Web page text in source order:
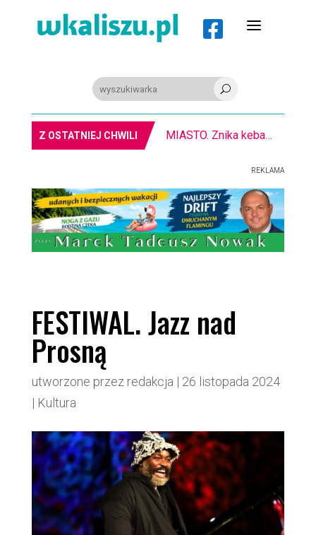
 a
U
Z OSTATNIEJ CHWILI MIASTO. Znika kebabowy ,,pałacyk”
REKLAMA
FESTIWAL. Jazz nad
Prosną
utworzone przez redakcja | 26 listopada 2024
| Kultura